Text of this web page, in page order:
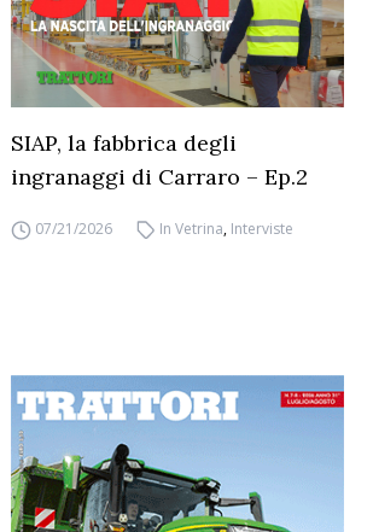
SIAP, la fabbrica degli
ingranaggi di Carraro – Ep.2
07/21/2026 In Vetrina, Interviste